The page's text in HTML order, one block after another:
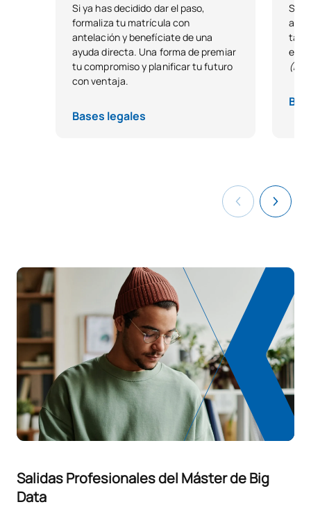
Si ya has decidido dar el paso,
formaliza tu matrícula con
antelación y benefíciate de una
ayuda directa. Una forma de premiar
tu compromiso y planificar tu futuro
con ventaja.
Bases legales
Si
Salidas Profesionales del Máster de Big
Data